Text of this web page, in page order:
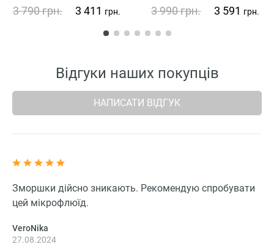
3 790грн. 3 411 грн. 3 990грн. 3 591 грн.
Відгуки наших покупців
НАПИСАТИ ВІДГУК
Зморшки дійсно зникають. Рекомендую спробувати
цей мікрофлюїд.
VeroNika
27.08.2024